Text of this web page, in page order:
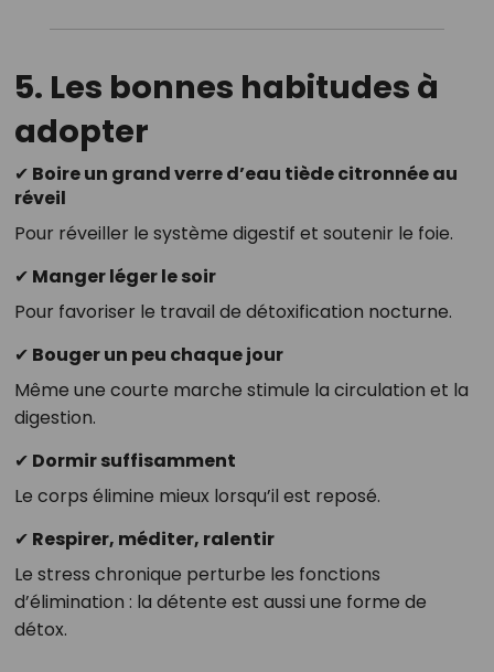
5. Les bonnes habitudes à
adopter
✔ Boire un grand verre d’eau tiède citronnée au
réveil
Pour réveiller le système digestif et soutenir le foie.
✔ Manger léger le soir
Pour favoriser le travail de détoxification nocturne.
✔ Bouger un peu chaque jour
Même une courte marche stimule la circulation et la
digestion.
✔ Dormir suffisamment
Le corps élimine mieux lorsqu’il est reposé.
✔ Respirer, méditer, ralentir
Le stress chronique perturbe les fonctions
d’élimination : la détente est aussi une forme de
détox.